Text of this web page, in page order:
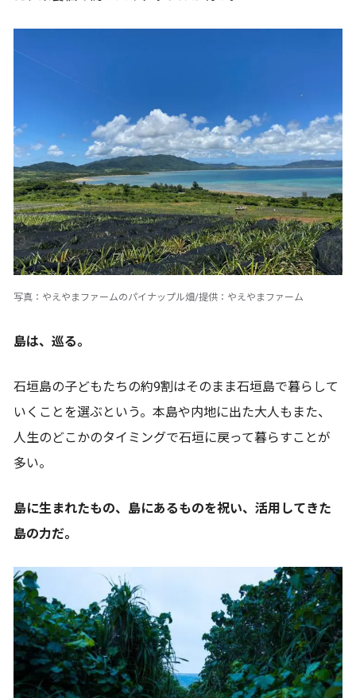
写真：やえやまファームのパイナップル畑/提供：やえやまファーム
島は、巡る。
石垣島の子どもたちの約9割はそのまま石垣島で暮らして
いくことを選ぶという。本島や内地に出た大人もまた、
人生のどこかのタイミングで石垣に戻って暮らすことが
多い。
島に生まれたもの、島にあるものを祝い、活用してきた
島の力だ。